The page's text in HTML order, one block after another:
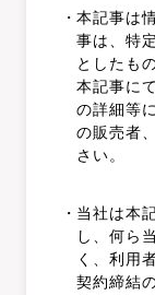
本記事は
事は、特
としたも
本記事に
の詳細等
の販売者
さい。
当社は本
し、何ら
く、利用
契約締結